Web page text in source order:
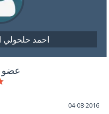
احمد حلحولي
عضو
04-08-2016